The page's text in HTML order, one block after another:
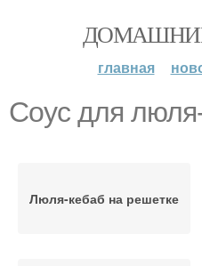
главная
Соус для
Люля-кебаб на решетке